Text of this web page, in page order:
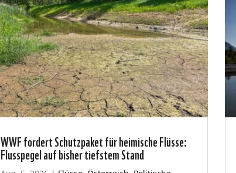
WWF fordert Schutzpaket für heimische Flüsse:
Flusspegel auf bisher tiefstem Stand